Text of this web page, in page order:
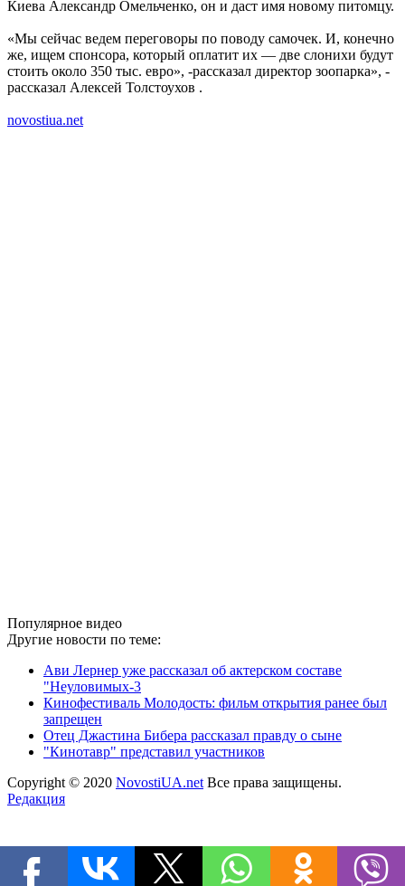
Киева Александр Омельченко, он и даст имя новому питомцу.
«Мы сейчас ведем переговоры по поводу самочек. И, конечно
же, ищем спонсора, который оплатит их — две слонихи будут
стоить около 350 тыс. евро», -рассказал директор зоопарка», -
рассказал Алексей Толстоухов .
novostiua.net
Популярное видео
Другие новости по теме:
Ави Лернер уже рассказал об актерском составе
"Неуловимых-3
Кинофестиваль Молодость: фильм открытия ранее был
запрещен
Отец Джастина Бибера рассказал правду о сыне
"Кинотавр" представил участников
Copyright © 2020 NovostiUA.net Все права защищены.
Редакция